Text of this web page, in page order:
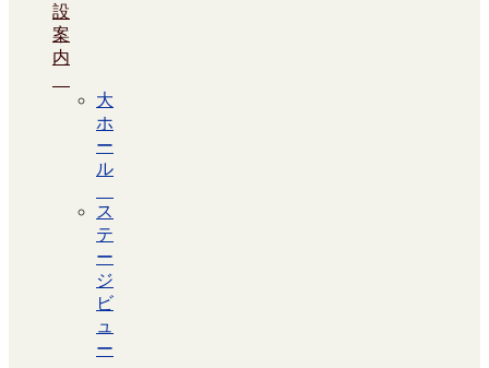
設
案
内
大
ホ
ー
ル
ス
テ
ー
ジ
ビ
ュ
ー